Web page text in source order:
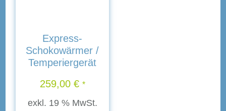
Express-
Schokowärmer /
Temperiergerät
259,00 € *
exkl. 19 % MwSt.